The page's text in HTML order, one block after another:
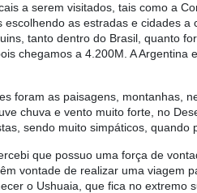
a serem visitados, tais como a
as estradas e cidades
tanto dentro do Brasil, quanto
chegamos a 4.200M. A
foram as paisagens, montanhas,
chuva e vento muito forte, no
sendo muito simpáticos,
que possuo uma força de
vontade de realizar uma viagem
o Ushuaia, que fica no